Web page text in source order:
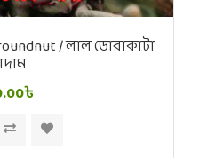
/ লাল ডোরাকাটা